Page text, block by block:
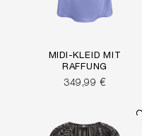
MIDI-KLEID MIT
RAFFUNG
349,99 €